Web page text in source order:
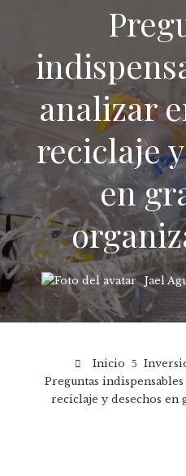
analizar
reciclaje
en
Jael
Inicio
Preguntas
reciclaje y desechos en